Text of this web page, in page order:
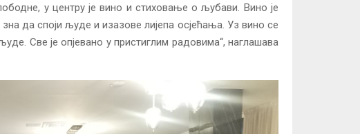
у центру је вино и стиховање о љубави. Вино је
да споји људе и изазове лијепа осјећања. Уз вино се
Све је опјевано у пристиглим радовима“, наглашава